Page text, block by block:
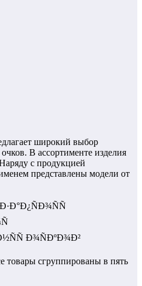
широкий выбор
В ассортименте изделия
с продукцией
представлены модели от
товары сгруппированы в пять